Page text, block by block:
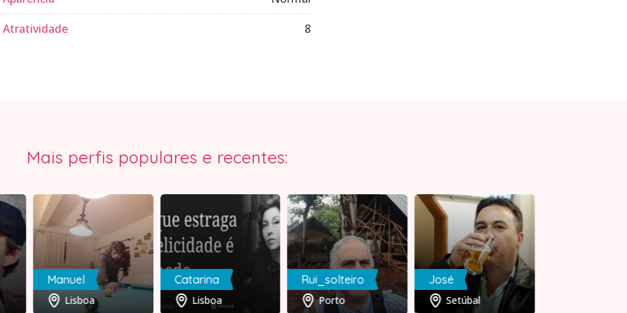
Atratividade
8
Mais perfis populares e recentes:
Manuel
Lisboa
Catarina
Lisboa
Rui_solteiro
Porto
José
Setúbal